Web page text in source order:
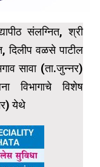
संलग्नित, श्री
दिलीप वळसे पाटील
सावा (ता.जुन्नर)
विभागाचे विशेष
येथे